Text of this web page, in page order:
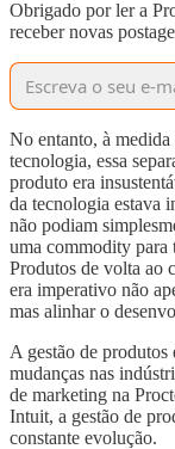
Obrigado por ler a
receber novas
No entanto, à
tecnologia, essa
produto era
da tecnologia estava
não podiam
uma commodity para
Produtos de volta ao
era imperativo não
mas alinhar o
A gestão de
mudanças nas
de marketing na
Intuit, a gestão de
constante evolução.